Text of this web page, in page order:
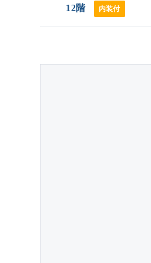
12階 内装付